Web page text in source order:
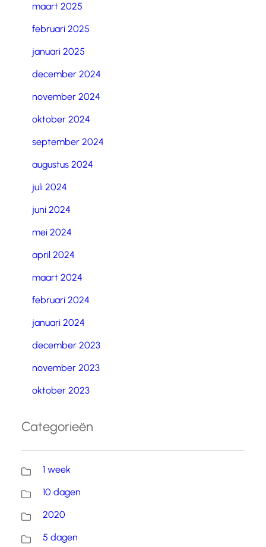
maart 2025
februari 2025
januari 2025
december 2024
november 2024
oktober 2024
september 2024
augustus 2024
juli 2024
juni 2024
mei 2024
april 2024
maart 2024
februari 2024
januari 2024
december 2023
november 2023
oktober 2023
Categorieën
1 week
10 dagen
2020
5 dagen